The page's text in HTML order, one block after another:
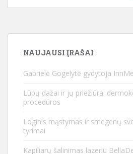
NAUJAUSI ĮRAŠAI
Gabrielė Gogelytė gydytoja
Lūpų dažai ir jų priežiūra:
procedūros
Loginis mąstymas ir smegenų
tyrimai
Kapiliarų šalinimas lazeriu